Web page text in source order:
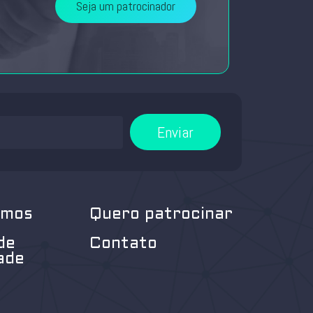
Seja um patrocinador
Enviar
Quero patrocinar
Contato